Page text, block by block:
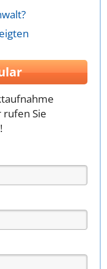
rufen Sie